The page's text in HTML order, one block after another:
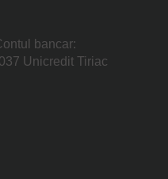
bancar:
Unicredit Tiriac